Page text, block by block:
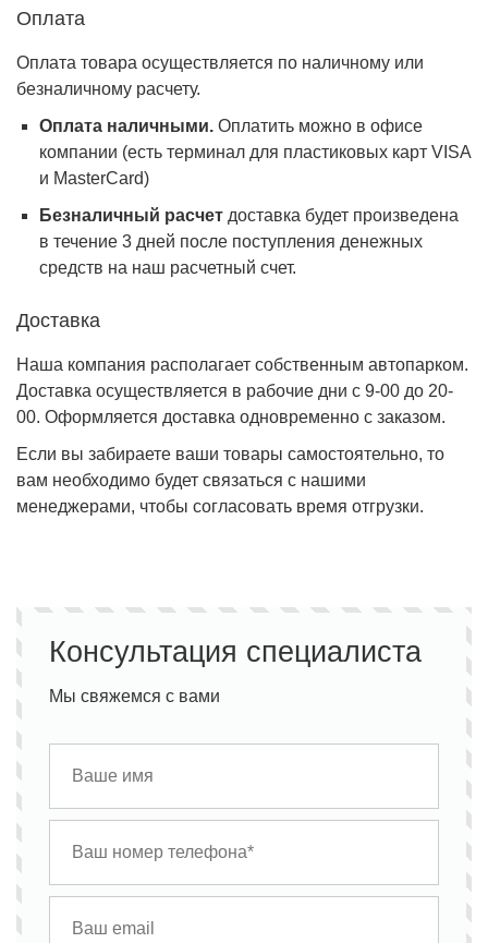
Оплата
Оплата товара осуществляется по наличному или
безналичному расчету.
Оплата наличными. Оплатить можно в офисе
компании (есть терминал для пластиковых карт VISA
и MasterCard)
Безналичный расчетдоставка будет произведена
в течение 3 дней после поступления денежных
средств на наш расчетный счет.
Доставка
Наша компания располагает собственным автопарком.
Доставка осуществляется в рабочие дни с 9-00 до 20-
00. Оформляется доставка одновременно с заказом.
Если вы забираете ваши товары самостоятельно, то
вам необходимо будет связаться с нашими
менеджерами, чтобы согласовать время отгрузки.
Консультация специалиста
Мы свяжемся с вами